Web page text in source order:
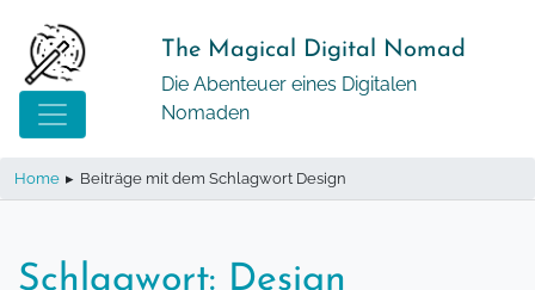
zum
Inhalt
The Magical Digital Nomad
Die Abenteuer eines Digitalen
Nomaden
Home ▸ Beiträge mit dem Schlagwort Design
Schlagwort: Design